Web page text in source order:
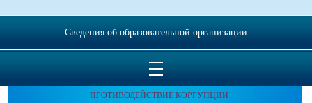
ОБРАЩЕНИЯ ГРАЖДАН
ПРОТИВОДЕЙСТВИЕ КОРРУПЦИИ
Сведения об образовательной организации